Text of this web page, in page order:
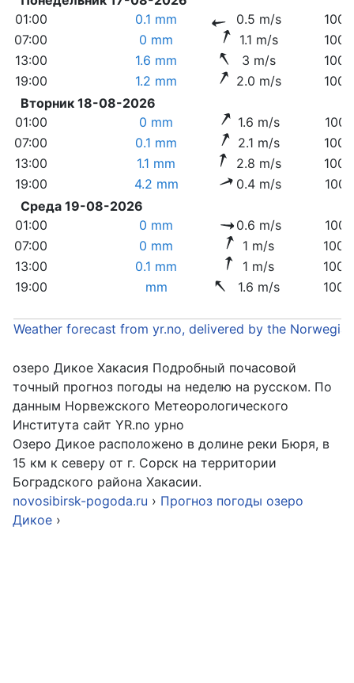
01:00
0.1 mm 0.5 m/s
07:00
0 mm 1.1 m/s
13:00
1.6 mm 3 m/s
19:00
1.2 mm 2.0 m/s
Вторник 18-08-2026
01:00
0 mm 1.6 m/s
07:00
0.1 mm 2.1 m/s
13:00
1.1 mm 2.8 m/s
19:00
4.2 mm 0.4 m/s
Среда 19-08-2026
01:00
0 mm 0.6 m/s
07:00
0 mm 1 m/s
13:00
0.1 mm 1 m/s
19:00
mm 1.6 m/s
Weather forecast from yr.no, delivered by the
озеро Дикое Хакасия Подробный почасовой
точный прогноз погоды на неделю на русском. По
данным Норвежского Метеорологического
Института сайт YR.no урно
Озеро Дикое расположено в долине реки Бюря, в
15 км к северу от г. Сорск на территории
Боградского района Хакасии.
novosibirsk-pogoda.ru › Прогноз погоды озеро
Дикое ›